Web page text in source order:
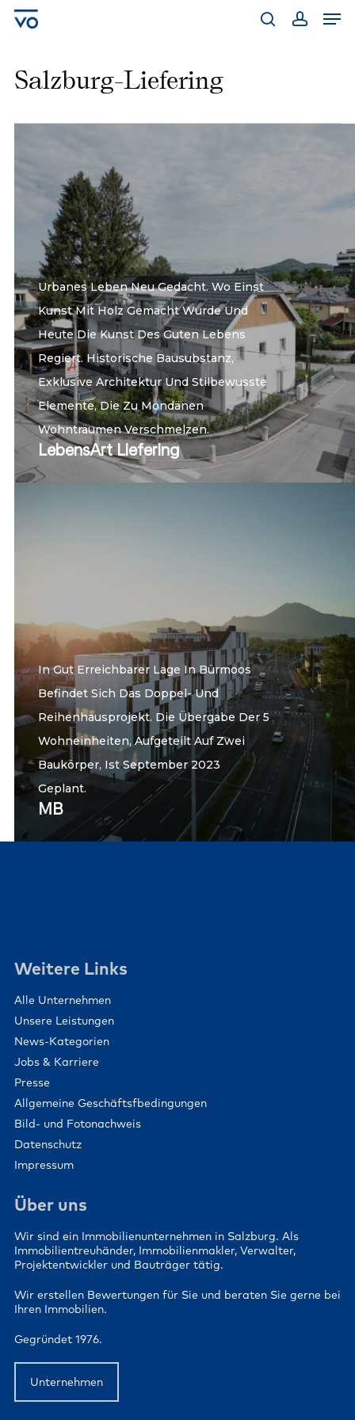
Skip
Salzburg-Liefering
Urbanes Leben Neu Gedacht. Wo Einst
Kunst Mit Holz Gemacht Wurde Und
Heute Die Kunst Des Guten Lebens
Regiert. Historische Bausubstanz,
Exklusive Architektur Und Stilbewusste
Elemente, Die Zu Mondänen
Wohnträumen Verschmelzen.
LebensArt Liefering
In Gut Erreichbarer Lage In Bürmoos
Befindet Sich Das Doppel- Und
Reihenhausprojekt. Die Übergabe Der 5
Wohneinheiten, Aufgeteilt Auf Zwei
Baukörper, Ist September 2023
Geplant.
MB
Weitere Links
Alle Unternehmen
Unsere Leistungen
News-Kategorien
Jobs & Karriere
Presse
Allgemeine Geschäftsfbedingungen
Bild- und Fotonachweis
Datenschutz
Impressum
Über uns
Wir sind ein Immobilienunternehmen in Salzburg. Als
Immobilientreuhänder, Immobilienmakler, Verwalter,
Projektentwickler und Bauträger tätig.
Wir erstellen Bewertungen für Sie und beraten Sie gerne bei
Ihren Immobilien.
Gegründet 1976.
Unternehmen